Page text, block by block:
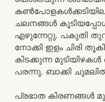
ചലനങ്ങൾ
എഴുന്നേറ്റു. പകുതി
നോക്കി ഇളം ചിരി
കിടക്കുന്ന
പരന്നു. ബാക്കി
പ്രഭാത കിരണങ്ങൾ